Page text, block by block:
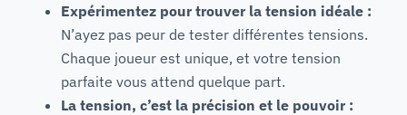
Expérimentez pour trouver la tension idéale :
N’ayez pas peur de tester différentes tensions.
Chaque joueur est unique, et votre tension
parfaite vous attend quelque part.
La tension, c’est la précision et le pouvoir :